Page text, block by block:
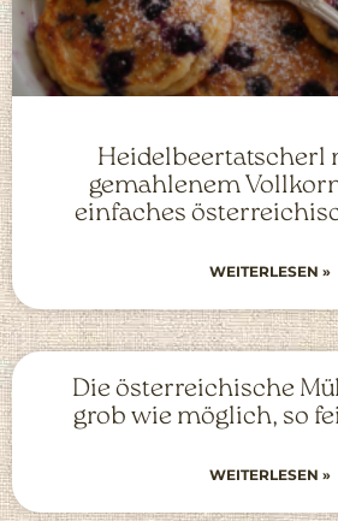
Heidelbeertatscherl
gemahlenem
einfaches
WEITERLESEN »
Die österreichische
grob wie möglich, so
WEITERLESEN »